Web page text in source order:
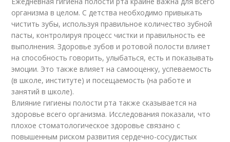
организма в целом. С детства необходимо привыкать
чистить зубы, используя правильное количество зубной
пасты, контролируя процесс чистки и правильность ее
выполнения. Здоровье зубов и ротовой полости влияет
на способность говорить, улыбаться, есть и показывать
эмоции. Это также влияет на самооценку, успеваемость
(в школе, институте) и посещаемость (на работе и
занятий в школе).
Влияние гигиены полости рта также сказывается на
здоровье всего организма. Исследования показали, что
плохое стоматологическое здоровье связано с
повышенным риском развития сердечно-сосудистых